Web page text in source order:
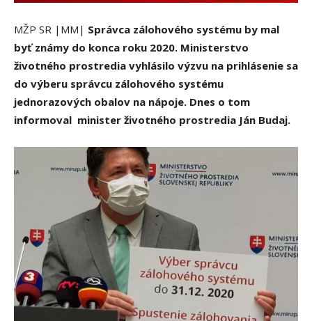
MŽP SR |MM| Správca zálohového systému by mal
byť známy do konca roku 2020. Ministerstvo
životného prostredia vyhlásilo výzvu na prihlásenie sa
do výberu správcu zálohového systému
jednorazových obalov na nápoje. Dnes o tom
informoval minister životného prostredia Ján Budaj.